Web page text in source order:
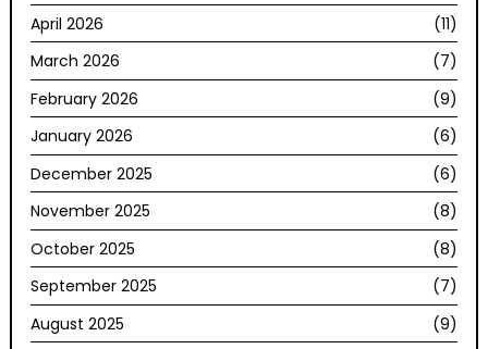
April 2026
(11)
March 2026
(7)
February 2026
(9)
January 2026
(6)
December 2025
(6)
November 2025
(8)
October 2025
(8)
September 2025
(7)
August 2025
(9)